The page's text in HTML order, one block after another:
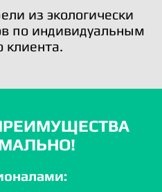
из экологически
по индивидуальным
клиента.